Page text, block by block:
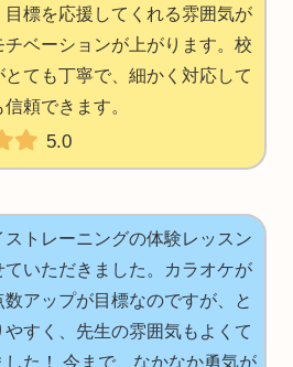
目標を応援してくれる雰囲気が
チベーションが上がります。校
とても丁寧で、細かく対応して
頼できます。
5.0
ストレーニングの体験レッスン
ていただきました。カラオケが
アップが目標なのですが、と
やすく、先生の雰囲気もよくて
した！ 今まで、なかなか勇気が